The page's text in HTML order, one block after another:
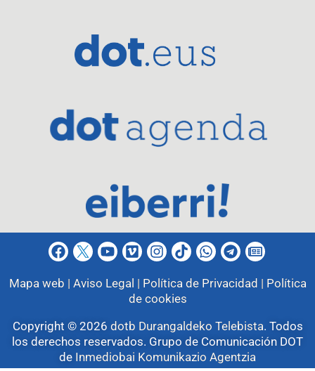
Mapa web | Aviso Legal | Política de Privacidad | Política
de cookies
Copyright © 2026 dotb Durangaldeko Telebista. Todos
los derechos reservados. Grupo de Comunicación DOT
de Inmediobai Komunikazio Agentzia